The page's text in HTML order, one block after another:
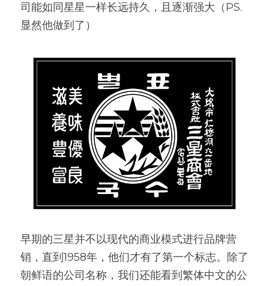
司能如同星星一样长远持久，且逐渐强大（PS.
显然他做到了）
早期的三星并不以现代的商业模式进行品牌营
销，直到1958年，他们才有了第一个标志。除了
朝鲜语的公司名称，我们还能看到繁体中文的公